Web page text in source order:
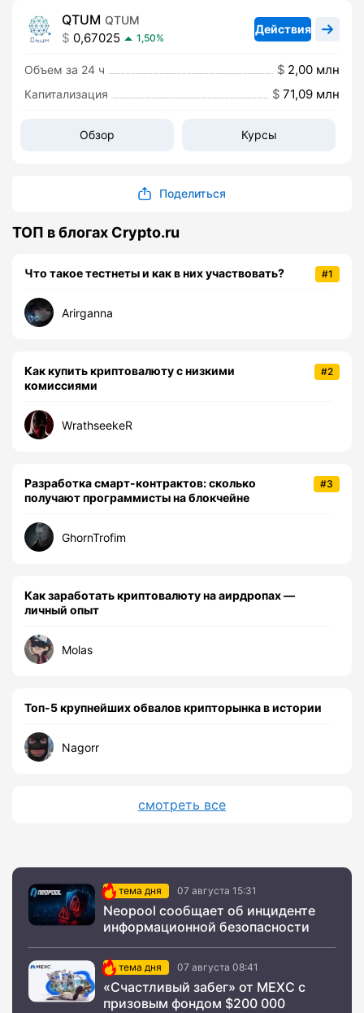
QTUM QTUM
0,67025 1,50%
Объем за 24 ч 2,00 млн
Капитализация 71,09 млн
Действия
Обзор Курсы
Поделиться
ТОП в блогах Crypto.ru
#1
Что такое тестнеты и как в них участвовать?
Arirganna
#2
Как купить криптовалюту с низкими
комиссиями
WrathseekeR
#3
Разработка смарт-контрактов: сколько
получают программисты на блокчейне
GhornTrofim
Как заработать криптовалюту на аирдропах —
личный опыт
Molas
Топ-5 крупнейших обвалов крипторынка в истории
Nagorr
смотреть все
тема дня 07 августа 15:31
Neopool сообщает об инциденте
информационной безопасности
тема дня 07 августа 08:41
«Счастливый забег» от MEXC с
призовым фондом $200 000